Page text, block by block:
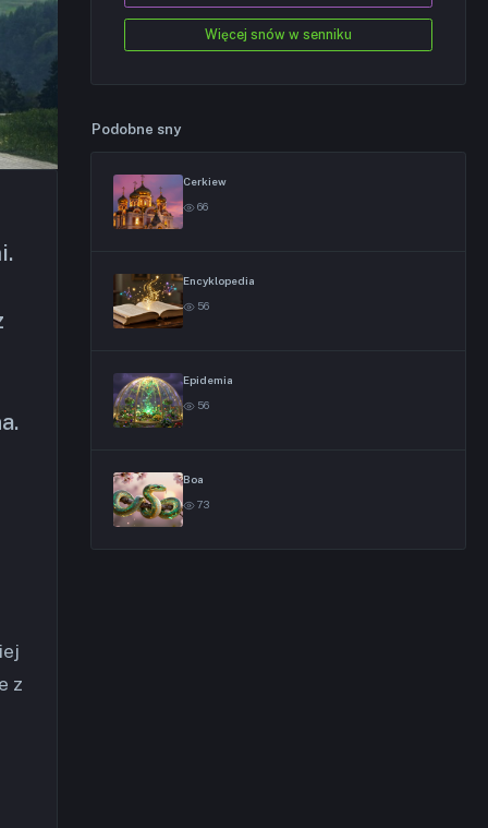
z
Więcej snów w senniku
Podobne sny
Cerkiew
66
Encyklopedia
56
Epidemia
56
Boa
73